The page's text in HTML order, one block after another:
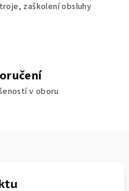
zaškolení obsluhy
v oboru